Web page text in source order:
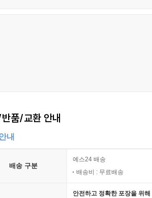
품/교환 안내
내
배송 구분
예스24 배송
배송비 : 무료배송
안전하고 정확한 포장을 위